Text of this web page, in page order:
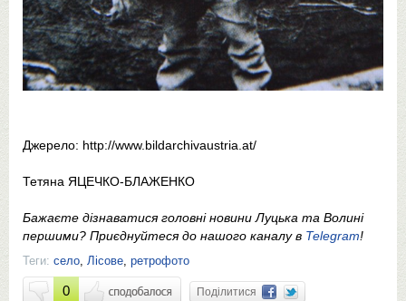
Джерело: http://www.bildarchivaustria.at/
Тетяна ЯЦЕЧКО-БЛАЖЕНКО
Бажаєте дізнаватися головні новини Луцька та Волині
першими? Приєднуйтеся до нашого каналу в Telegram!
Теги: село, Лісове, ретрофото
0 Поділитися